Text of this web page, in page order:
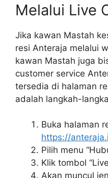
Melalui Live
Jika kawan Mastah
resi Anteraja melalui
kawan Mastah juga
customer service
tersedia di halaman
adalah langkah-
Buka halaman
https://
Pilih menu
Klik tombol
Akan muncul